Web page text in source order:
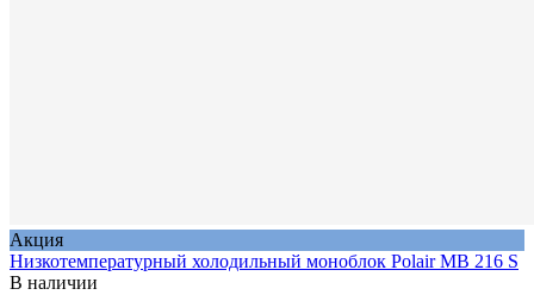
Акция
Низкотемпературный холодильный моноблок Polair MB 216 S
В наличии